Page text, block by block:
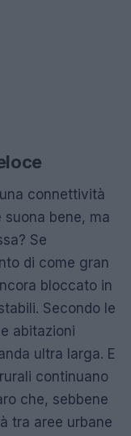
connettività
suona bene, ma
Se
di come gran
bloccato in
Secondo le
abitazioni
ultra larga. E
continuano
che, sebbene
tra aree urbane